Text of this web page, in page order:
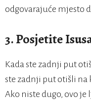
odgovarajuće mjesto
3. Posjetite
Kada ste zadnji put
ste zadnji put otišli na
Ako niste dugo, ovo